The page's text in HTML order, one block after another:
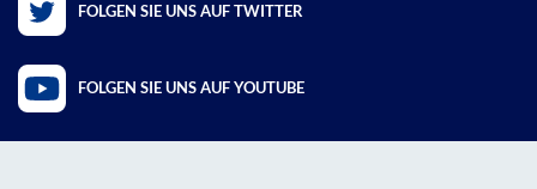
FOLGEN SIE UNS AUF TWITTER
FOLGEN SIE UNS AUF YOUTUBE